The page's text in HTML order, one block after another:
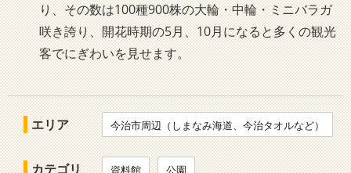
り、その数は100種900株の大輪・中輪・ミニバラガ
咲き誇り、開花時期の5月、10月になると多くの観光
客でにぎわいを見せます。
エリア 今治市周辺（しまなみ海道、今治タオルなど）
カテゴリ 資料館 公園